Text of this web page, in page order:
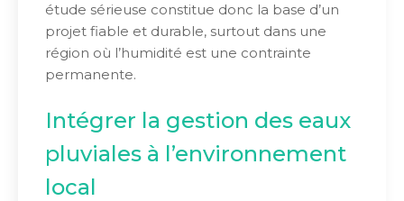
étude sérieuse constitue donc la base d’un
projet fiable et durable, surtout dans une
région où l’humidité est une contrainte
permanente.
Intégrer la gestion des eaux
pluviales à l’environnement
local